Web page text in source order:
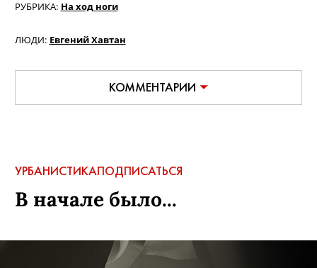
РУБРИКА: На ход ноги
ЛЮДИ: Евгений Хавтан
КОММЕНТАРИИ
УРБАНИСТИКАПОДПИСАТЬСЯ
В начале было...